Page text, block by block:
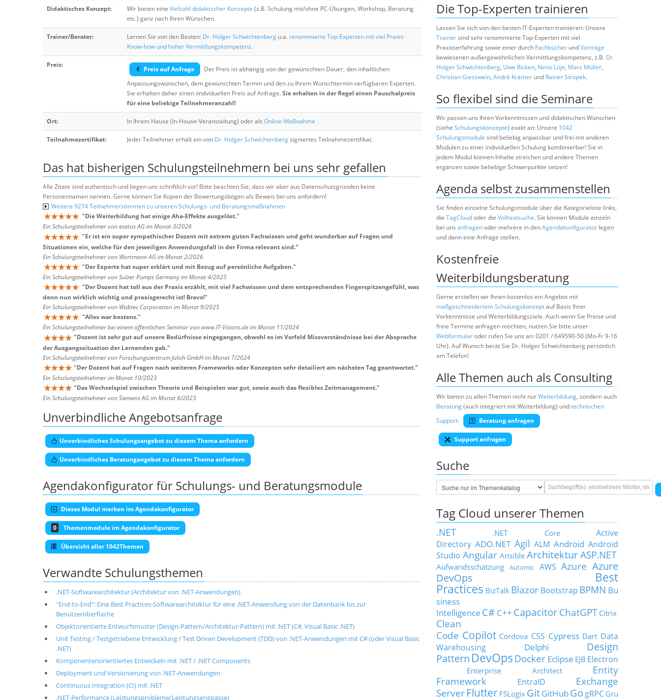
Didaktisches Konzept: Wir bieten eine Vielzahl didaktischer Konzepte (z.B. Schulung mit/ohne PC-Übungen, Workshop, Beratung
etc.) ganz nach Ihren Wünschen.
Trainer/Berater: Lernen Sie von den Besten: Dr. Holger Schwichtenberg u.a. renommierte Top-Experten mit viel Praxis-
Know-how und hoher Vermittlungskompetenz.
Preis:
Preis auf Anfrage
Der Preis ist abhängig von der gewünschten Dauer, den inhaltlichen
Anpassungswünschen, dem gewünschten Termin und den zu Ihrem Wunschtermin verfügbaren Experten.
Sie erhalten daher einen iindviduellen Preis auf Anfrage.Sie erhalten in der Regel einen Pauschalpreis
für eine beliebige Teilnehmeranzahl!
Ort: In Ihrem Hause (In-House-Veranstaltung) oder als Online-Maßnahme
Teilnahmezertifikat: Jeder Teilnehmer erhält ein von Dr. Holger Schwichtenbergsigniertes Teilnahmezertifikat.
Das hat bisherigen Schulungsteilnehmern bei uns sehr gefallen
Alle Zitate sind authentisch und liegen uns schriftlich vor! Bitte beachten Sie, dass wir aber aus Datenschutzgründen keine
Personennamen nennen. Gerne können Sie Kopien der Bewertungsbögen als Beweis bei uns anfordern!
Weitere 9274 Teilnehmerstimmen zu unseren Schulungs- und Beratungsmaßnahmen
"Die Weiterbildung hat einige Aha-Effekte ausgelöst."
Ein Schulungsteilnehmer von esatus AG im Monat 3/2026
"Er ist ein super sympathischer Dozent mit extrem guten Fachwissen und geht wunderbar auf Fragen und
Situationen ein, welche für den jeweiligen Anwendungsfall in der Firma relevant sind."
Ein Schulungsteilnehmer von Wortmann AG im Monat 2/2026
"Der Experte hat super erklärt und mit Bezug auf persönliche Aufgaben."
Ein Schulungsteilnehmer von Sulzer Pumps Germany im Monat 4/2025
"Der Dozent hat toll aus der Praxis erzählt, mit viel Fachwissen und dem entsprechenden Fingerspitzengefühl, was
denn nun wirklich wichtig und praxisgerecht ist! Bravo!"
Ein Schulungsteilnehmer von Wabtec Corporation im Monat 9/2025
"Alles war bestens."
Ein Schulungsteilnehmer bei einem öffentlichen Seminar von www.IT-Visions.de im Monat 11/2024
"Dozent ist sehr gut auf unsere Bedürfnisse eingegangen, obwohl es im Vorfeld Missverständnisse bei der Absprache
der Ausgangssituation der Lernenden gab."
Ein Schulungsteilnehmer von Forschungszentrum Jülich GmbH im Monat 7/2024
"Der Dozent hat auf Fragen nach weiteren Frameworks oder Konzepten sehr detailiert am nächsten Tag geantwortet."
Ein Schulungsteilnehmer im Monat 10/2023
"Das Wechselspiel zwischen Theorie und Beispielen war gut, sowie auch das flexibles Zeitmanagement."
Ein Schulungsteilnehmer von Siemens AG im Monat 6/2023
Unverbindliche Angebotsanfrage
Unverbindliches Schulungsangebot zu diesem Thema anfordern
Unverbindliches Beratungangebot zu diesem Thema anfordern
Agendakonfigurator für Schulungs- und Beratungsmodule
Dieses Modul merken im Agendakonfigurator
0 Themenmodule im Agendakonfigurator
Übersicht aller 1042Themen
Verwandte Schulungsthemen
.NET-Softwarearchitektur (Architektur von .NET-Anwendungen)
"End-to-End": Eine Best Practices-Softwarearchitektur für eine .NET-Anwendung von der Datenbank bis zur
Benutzeroberfläche
Objektorientierte Entwurfsmuster (Design-Pattern/Architektur-Pattern) mit .NET (C#, Visual Basic .NET)
Unit Testing / Testgetriebene Entwicklung / Test Driven Development (TDD) von .NET-Anwendungen mit C# (oder Visual Basic
.NET)
Komponentenorientiertes Entwickeln mit .NET / .NET Components
Deployment und Versionierung von .NET-Anwendungen
Continuous Integration (CI) mit .NET
.NET-Performance (Leistungsprobleme/Leistungsengpässe)
Die Top-Experten trainieren
Lassen Sie sich von den besten IT-Experten trainieren: Unsere
Trainersind sehr renommierte Top-Experten mit viel
Praxixserfahrung sowie einer durch Fachbücher undVorträge
bewiesenen außergewöhnlichen Vermittlungskompetenz, z.B. Dr.
Holger Schwichtenberg, Uwe Ricken, Neno Loje, Marc Müller,
Christian Giesswein, André Krämer und Rainer Stropek.
So flexibel sind die Seminare
Wir passen uns Ihren Vorkenntnissen und didaktischen Wünschen
(siehe Schulungskonzepte) exakt an: Unsere 1042
Schulungsmodule sind beliebig anpassbar und frei mit anderen
Modulen zu einer individuellen Schulung kombinierbar! Sie in
jedem Modul können Inhalte streichen und andere Themen
ergänzen sowie beliebige Schwerpunkte setzen!
Agenda selbst zusammenstellen
Sie finden einzelne Schulungsmodule über die Kategorieliste links,
die TagCloudoder die Volltextsuche. Sie können Module einzeln
bei uns anfragenoder mehrere in denAgendakonfigurator legen
und dann eine Anfrage stellen.
Kostenfreie
Weiterbildungsberatung
Gerne erstellen wir Ihnen kostenlos ein Angebot mit
maßgeschneidertem Schulungskonzeptauf Basis Ihrer
Vorkenntnisse und Weiterbildungsziele. Auch wenn Sie Preise und
freie Termine anfragen möchten, nutzen Sie bitte unser
Webformularoder rufen Sie uns an: 0201 / 649590-50 (Mo-Fr 9-16
Uhr). Auf Wunsch berät Sie Dr. Holger Schwichtenberg persönlich
am Telefon!
Alle Themen auch als Consulting
Wir bieten zu allen Themen nicht nurWeiterbildung, sondern auch
Beratung(auch integriert mit Weiterbildung) undtechnischen
Support. Beratung anfragen
Support anfragen
Suche
Tag Cloud unserer Themen
.NET .NET Core
Active
Directory ADO.NET Agil ALM Android Android
Studio Angular Ansible Architektur ASP.NET
Aufwandsschätzung Automic AWS Azure Azure
DevOps
Best
Practices BizTalk Blazor Bootstrap BPMN Bu
siness
Intelligence C# C++ Capacitor ChatGPT Citrix
Clean
Code Copilot Cordova CSS Cypress Dart Data
Warehousing
Delphi
Design
Pattern DevOps Docker Eclipse EJB Electron
Enterprise Architect
Entity
Framework
EntraID
Exchange
Server Flutter FSLogix GitGitHubGo gRPC Gru